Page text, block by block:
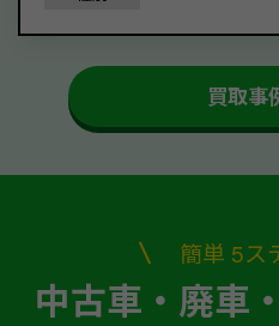
買取事
簡単 5ス
中古車・廃車